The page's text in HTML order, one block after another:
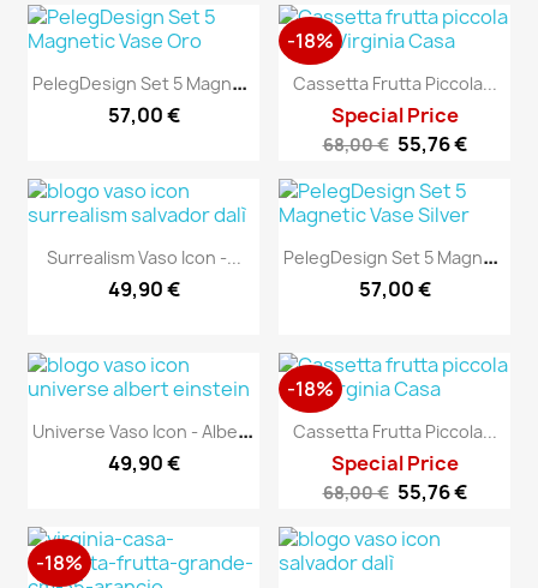
P
ElegDesign Set 5 Magnetic...
57,00 €
Cassetta Frutta Piccola...
Special Price
68,00 € 55,76 €
-18%
Surrealism Vaso Icon -...
49,90 €
P
ElegDesign Set 5 Magnetic...
57,00 €
U
Niverse Vaso Icon - Albert...
49,90 €
Cassetta Frutta Piccola...
Special Price
68,00 € 55,76 €
-18%
-18%